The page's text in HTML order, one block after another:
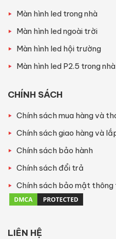
Màn hình led trong nhà
Màn hình led ngoài trời
Màn hình led hội trường
Màn hình led P2.5 trong nhà
CHÍNH SÁCH
Chính sách mua hàng và
Chính sách giao hàng và
Chính sách bảo hành
Chính sách đổi trả
Chính sách bảo mật thông
LIÊN HỆ